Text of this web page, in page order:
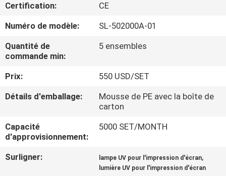
VISITE
D'USINE
CONTRÔLE
DE
QUALITÉ
CONTACTEZ-
NOUS
Certification:
CE
Numéro de modèle:
SL-502000A-01
Quantité de
commande min:
5 ensembles
Prix:
550 USD/SET
Détails d'emballage:
Mousse de PE avec la boîte de
carton
Capacité
d'approvisionnement:
5000 SET/MONTH
Surligner: lampe UV pour l'impression d'écran,
lumière UV pour l'impression d'écran